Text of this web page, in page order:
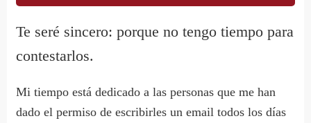
Te seré sincero: porque no tengo tiempo para
contestarlos.
Mi tiempo está dedicado a las personas que me han
dado el permiso de escribirles un email todos los días